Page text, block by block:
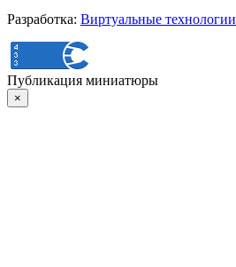
Разработка: Виртуальные технологии
Публикация миниатюры
×